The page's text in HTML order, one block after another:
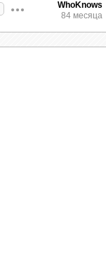
WhoKnows
84 месяца